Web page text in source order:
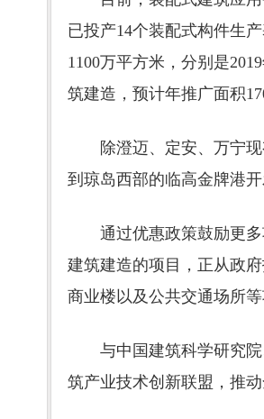
已投产14个装配式构件生
1100万平方米，分别是
筑建造，预计年推广面积
除澄迈、定安、万宁现
到琼岛西部的临高金牌港
通过优惠政策鼓励更多
建筑建造的项目，正从政
商业楼以及公共交通场所
与中国建筑科学研究院
筑产业技术创新联盟，推